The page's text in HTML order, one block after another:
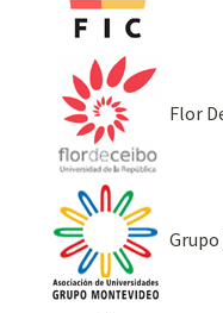
Flor